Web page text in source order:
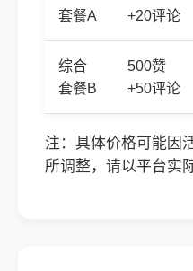
套餐A
+20评论
综合
套餐B
500赞
+50评论
注：具体价格可能因
所调整，请以平台实